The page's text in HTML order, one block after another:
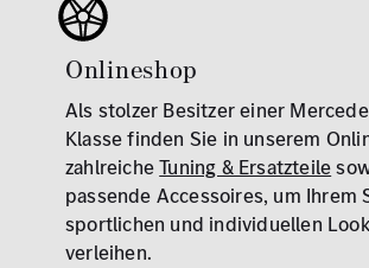
Onlineshop
Als stolzer Besitzer einer
Klasse finden Sie in unserem
zahlreicheTuning & Ersatzteile
passende Accessoires, um Ihrem
sportlichen und individuellen
verleihen.